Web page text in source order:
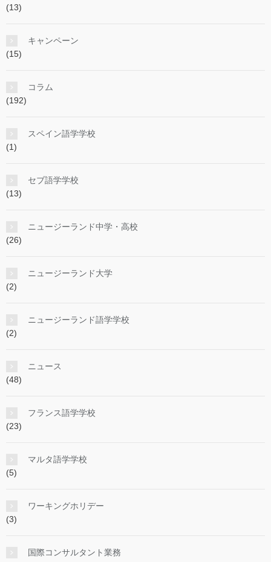
(13)
キャンペーン
(15)
コラム
(192)
スペイン語学学校
(1)
セブ語学学校
(13)
ニュージーランド中学・高校
(26)
ニュージーランド大学
(2)
ニュージーランド語学学校
(2)
ニュース
(48)
フランス語学学校
(23)
マルタ語学学校
(5)
ワーキングホリデー
(3)
国際コンサルタント業務